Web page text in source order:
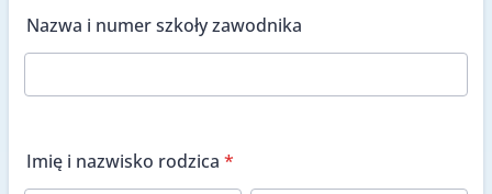
Nazwa i numer szkoły zawodnika
Imię i nazwisko rodzica *